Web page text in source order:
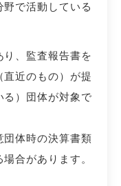
で活動している
、監査報告書を
近のもの）が提
る）団体が対象で
体時の決算書類
合があります。